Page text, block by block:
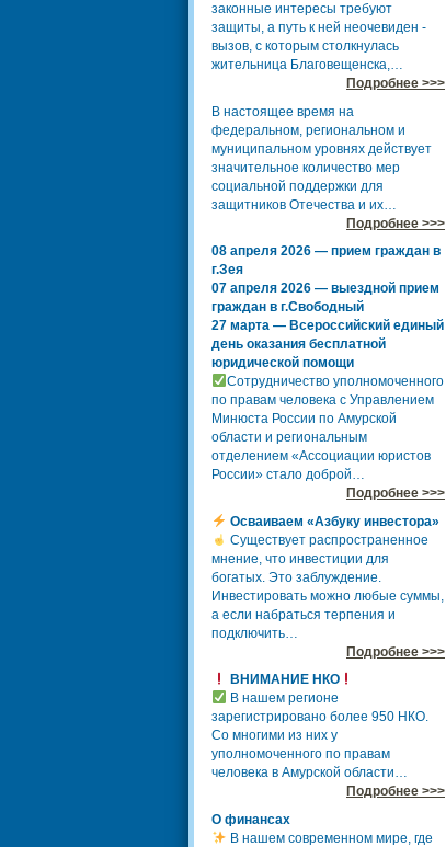
законные интересы требуют
защиты, а путь к ней неочевиден -
вызов, с которым столкнулась
жительница Благовещенска,…
Подробнее >>>
В настоящее время на
федеральном, региональном и
муниципальном уровнях действует
значительное количество мер
социальной поддержки для
защитников Отечества и их…
Подробнее >>>
08 апреля 2026 — прием граждан в
г.Зея
07 апреля 2026 — выездной прием
граждан в г.Свободный
27 марта — Всероссийский единый
день оказания бесплатной
юридической помощи
Сотрудничество уполномоченного
по правам человека с Управлением
Минюста России по Амурской
области и региональным
отделением «Ассоциации юристов
России» стало доброй…
Подробнее >>>
Осваиваем «Азбуку инвестора»
Существует распространенное
мнение, что инвестиции для
богатых. Это заблуждение.
Инвестировать можно любые суммы,
а если набраться терпения и
подключить…
Подробнее >>>
ВНИМАНИЕ НКО
В нашем регионе
зарегистрировано более 950 НКО.
Со многими из них у
уполномоченного по правам
человека в Амурской области…
Подробнее >>>
О финансах
В нашем современном мире, где